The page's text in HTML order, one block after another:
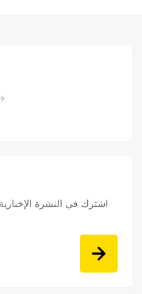
اشترك في النشرة